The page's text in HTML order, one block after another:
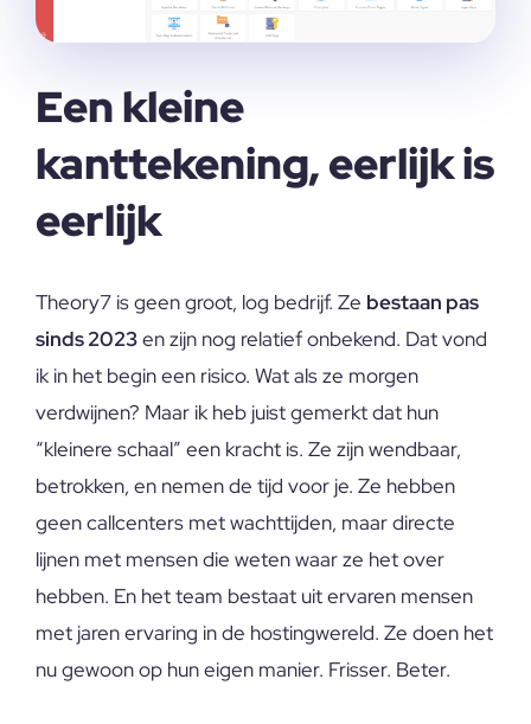
Een kleine
kanttekening, eerlijk is
eerlijk
Theory7 is geen groot, log bedrijf. Ze bestaan pas
sinds 2023en zijn nog relatief onbekend. Dat vond
ik in het begin een risico. Wat als ze morgen
verdwijnen? Maar ik heb juist gemerkt dat hun
“kleinere schaal” een kracht is. Ze zijn wendbaar,
betrokken, en nemen de tijd voor je. Ze hebben
geen callcenters met wachttijden, maar directe
lijnen met mensen die weten waar ze het over
hebben. En het team bestaat uit ervaren mensen
met jaren ervaring in de hostingwereld. Ze doen het
nu gewoon op hun eigen manier. Frisser. Beter.